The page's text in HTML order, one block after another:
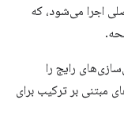
اجرا می‌شود، که
رایج را
مبتنی بر ترکیب برای